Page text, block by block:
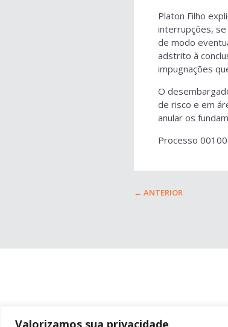
Valorizamos sua privacidade
Platon Filho
interrupções,
de modo
adstrito à
impugnações
O
de risco e em
anular os
Processo
← ANTERIOR